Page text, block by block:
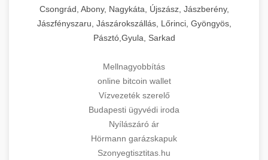
Csongrád, Abony, Nagykáta, Újszász, Jászberény,
Jászfényszaru, Jászárokszállás, Lőrinci, Gyöngyös,
Pásztó,Gyula, Sarkad
Mellnagyobbítás
online bitcoin wallet
Vízvezeték szerelő
Budapesti ügyvédi iroda
Nyílászáró ár
Hörmann garázskapuk
Szonyegtisztitas.hu